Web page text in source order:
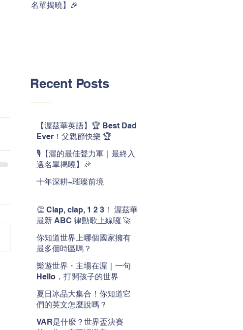
名單揭曉】🎉
Recent Posts
【渥茲華英語】🏆 Best Dad
Ever！父親節快樂 🏆
🎙️【渥的最佳聲力軍｜最終入
選名單揭曉】🎉
十年深耕~璀璨前境
👏 Clap, clap, 1 2 3！ 渥茲華
最新 ABC 律動歌上線囉 🚀
你知道世界上哪個國家擁有
最多個時區嗎？
樂遊世界・主場在渥｜一句
Hello，打開孩子的世界
夏日冰品大集合！你知道它
們的英文怎麼說嗎？
VAR是什麼？世界盃決賽